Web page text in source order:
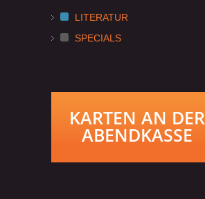
LITERATUR
SPECIALS
KARTEN AN DER
ABENDKASSE